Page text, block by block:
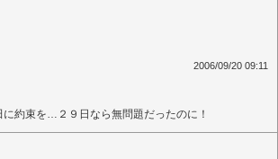
2006/09/20 09:11
に約束を…２９日なら無問題だったのに！